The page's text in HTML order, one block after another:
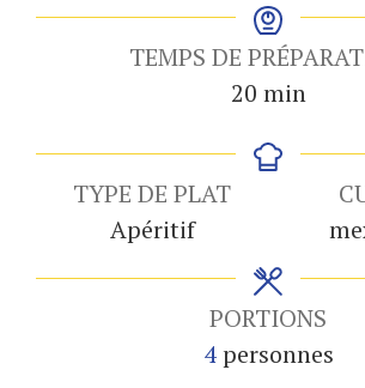
TEMPS DE
20minutes
min
TYPE DE PLAT
Apéritif
PORTIONS
4 personnes